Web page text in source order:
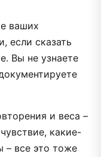
ваших
если сказать
Вы не узнаете
и веса –
какие-
– все это тоже